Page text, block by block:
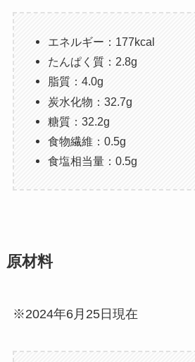
エネルギー：177kcal
たんぱく質：2.8g
脂質：4.0g
炭水化物：32.7g
糖質：32.2g
食物繊維：0.5g
食塩相当量：0.5g
原材料
※2024年6月25日現在